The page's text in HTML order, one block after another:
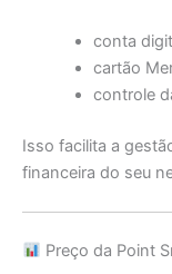
conta
cartão
controle
Isso facilita a
financeira do seu
Preço da Point